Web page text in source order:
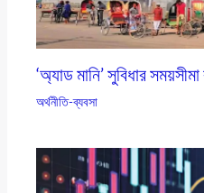
‘অ্যাড মানি’ সুবিধার
অর্থনীতি-ব্যবসা